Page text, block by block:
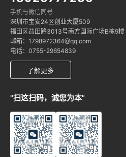
手机与微信同号
深圳市宝安24区创业大厦509
福田区益田路3013号南方国际广场B栋9楼
邮箱：1798972364@qq.com
电话：0755-29654839
了解更多
"扫这扫码，诚您为本"